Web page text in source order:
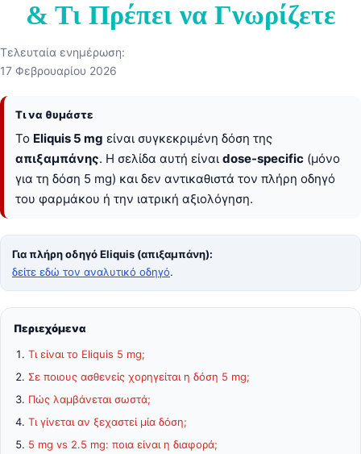
& Τι Πρέπει να Γνωρίζετε
Τελευταία ενημέρωση:
17 Φεβρουαρίου 2026
Τι να θυμάστε
Το Eliquis 5 mg είναι συγκεκριμένη δόση της
απιξαμπάνης. Η σελίδα αυτή είναι dose-specific (μόνο
για τη δόση 5 mg) και δεν αντικαθιστά τον πλήρη οδηγό
του φαρμάκου ή την ιατρική αξιολόγηση.
Για πλήρη οδηγό Eliquis (απιξαμπάνη):
δείτε εδώ τον αναλυτικό οδηγό.
Περιεχόμενα
Τι είναι το Eliquis 5 mg;
Σε ποιους ασθενείς χορηγείται η δόση 5 mg;
Πώς λαμβάνεται σωστά;
Τι γίνεται αν ξεχαστεί μία δόση;
5 mg vs 2.5 mg: ποια είναι η διαφορά;